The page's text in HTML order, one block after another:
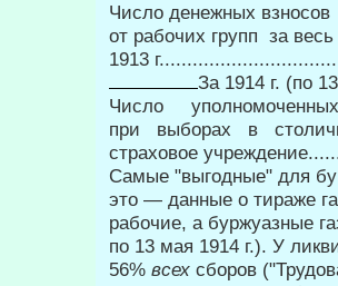
Число денежных взносов
от рабочих групп за
1913
За 1914 г.
Число уполномоченных
при выборах в
страховое
Самые "выгодные" для
это — данные о тираже
рабочие, а буржуазные
по 13 мая 1914 г.). У
56% всех сборов